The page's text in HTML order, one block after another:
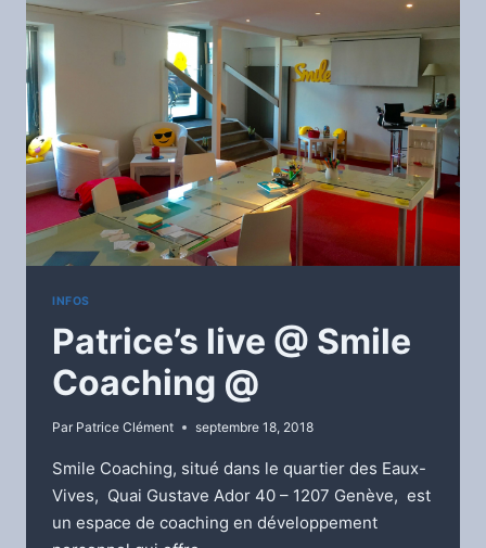
INFOS
Patrice’s live @ Smile
Coaching @
Par Patrice Clément septembre 18, 2018
Smile Coaching, situé dans le quartier des Eaux-
Vives, Quai Gustave Ador 40 – 1207 Genève, est
un espace de coaching en développement